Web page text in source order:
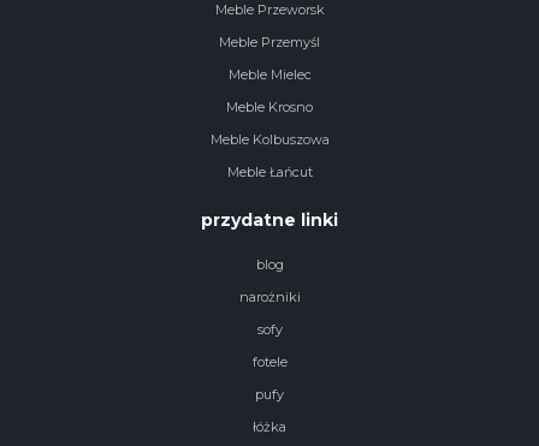
Meble Przeworsk
Meble Przemyśl
Meble Mielec
Meble Krosno
Meble Kolbuszowa
Meble Łańcut
przydatne linki
blog
narożniki
sofy
fotele
pufy
łóżka